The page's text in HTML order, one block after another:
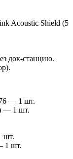
Acoustic Shield (5
док-станцию.
— 1 шт.
— 1 шт.
шт.
1 шт.